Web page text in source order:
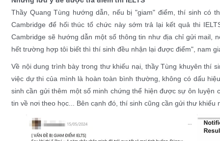
Thầy Quang Tùng hướng dẫn, nếu bị "giam" điểm, thí sinh có
Cambridge để hối thúc tổ chức này sớm trả lại kết quả thi
Cambridge sẽ hướng dẫn một số thông tin như địa chỉ gửi mail,
hết trường hợp tôi biết thì thí sinh đều nhận lại được điểm", nam
Về nội dung trình bày trong thư khiếu nại, thầy Tùng khuyên thí
việc dự thi của mình là hoàn toàn bình thường, không có dấu
sinh cần gửi thêm một số minh chứng thể hiện được sự ôn luyện
tin về nơi theo học... Bên cạnh đó, thí sinh cũng cần gửi thư khiếu